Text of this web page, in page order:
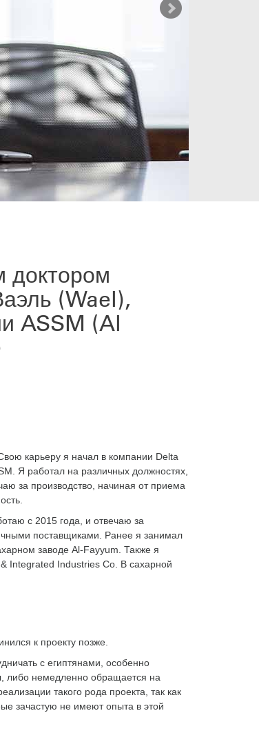
доктором
(Wael),
ASSM (Al
карьеру я начал в компании Delta
Я работал на различных должностях,
за производство, начиная от приема
с 2015 года, и отвечаю за
поставщиками. Ранее я занимал
заводе Al-Fayyum. Также я
Integrated Industries Co. В сахарной
к проекту позже.
с египтянами, особенно
либо немедленно обращается на
такого рода проекта, так как
зачастую не имеют опыта в этой